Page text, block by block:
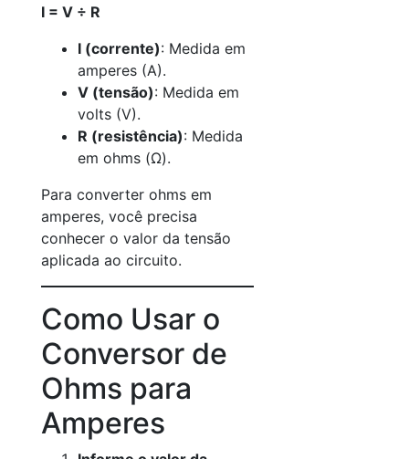
I = V ÷ R
I (corrente): Medida em
amperes (A).
V (tensão): Medida em
volts (V).
R (resistência): Medida
em ohms (Ω).
Para converter ohms em
amperes, você precisa
conhecer o valor da tensão
aplicada ao circuito.
Como Usar o
Conversor de
Ohms para
Amperes